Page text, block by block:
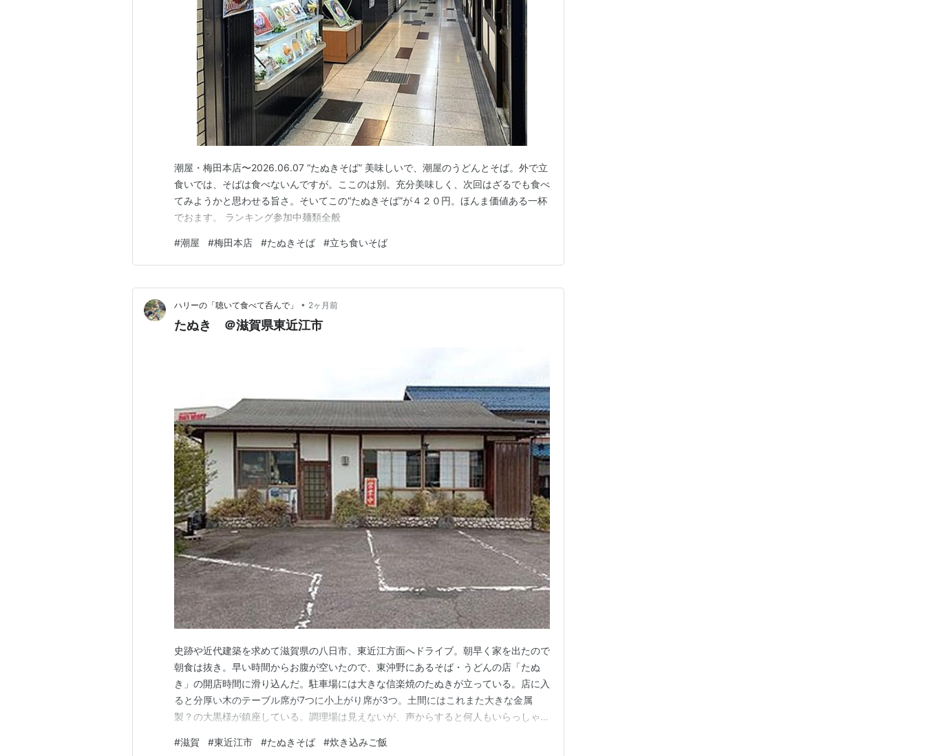
潮屋・梅田本店〜2026.06.07 “たぬきそば” 美味しいで、潮屋のうどんとそば。外で立
食いでは、そばは食べないんですが。ここのは別。充分美味しく、次回はざるでも食べ
てみようかと思わせる旨さ。そいてこの“たぬきそば”が４２０円。ほんま価値ある一杯
でおます。 ランキング参加中麺類全般
#潮屋 #梅田本店 #たぬきそば #立ち食いそば
ハリーの「聴いて食べて呑んで」 • 2ヶ月前
たぬき ＠滋賀県東近江市
史跡や近代建築を求めて滋賀県の八日市、東近江方面へドライブ。朝早く家を出たので
朝食は抜き。早い時間からお腹が空いたので、東沖野にあるそば・うどんの店「たぬ
き」の開店時間に滑り込んだ。駐車場には大きな信楽焼のたぬきが立っている。店に入
ると分厚い木のテーブル席が7つに小上がり席が3つ。土間にはこれまた大きな金属
製？の大黒様が鎮座している。調理場は見えないが、声からすると何人もいらっしゃる
「たぬきそば」の蕎麦は細打ちで澄んだつゆ。揚げ玉と刻みネギがのっている。手打ち
#滋賀 #東近江市 #たぬきそば #炊き込みご飯